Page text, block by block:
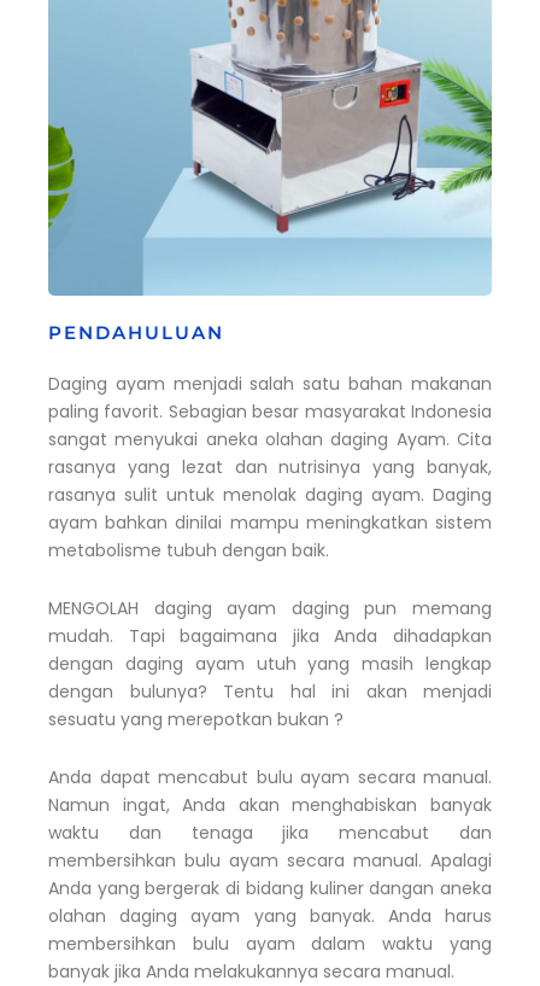
PENDAHULUAN
Daging ayam menjadi salah satu bahan makanan
paling favorit. Sebagian besar masyarakat Indonesia
sangat menyukai aneka olahan daging Ayam. Cita
rasanya yang lezat dan nutrisinya yang banyak,
rasanya sulit untuk menolak daging ayam. Daging
ayam bahkan dinilai mampu meningkatkan sistem
metabolisme tubuh dengan baik.
MENGOLAH daging ayam daging pun memang
mudah. Tapi bagaimana jika Anda dihadapkan
dengan daging ayam utuh yang masih lengkap
dengan bulunya? Tentu hal ini akan menjadi
sesuatu yang merepotkan bukan ?
Anda dapat mencabut bulu ayam secara manual.
Namun ingat, Anda akan menghabiskan banyak
waktu dan tenaga jika mencabut dan
membersihkan bulu ayam secara manual. Apalagi
Anda yang bergerak di bidang kuliner dangan aneka
olahan daging ayam yang banyak. Anda harus
membersihkan bulu ayam dalam waktu yang
banyak jika Anda melakukannya secara manual.